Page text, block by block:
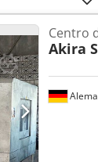
VERTICAL
de virutas -
tipo Random
Centro
Akira